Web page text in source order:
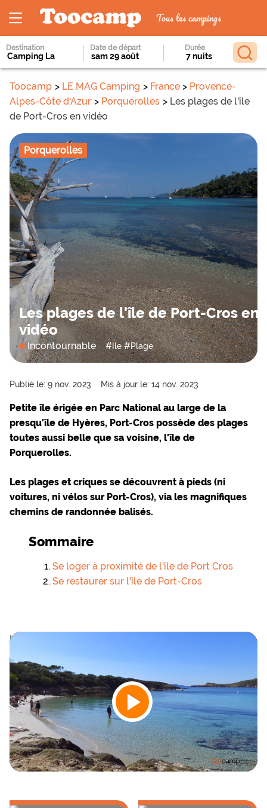
Tous les campings
Destination Date de départ Durée
Toocamp LE MAG Camping France
Provence-
Alpes-Côte d'Azur
Porquerolles
Les plages de l'île
de Port-Cros en vidéo
Porquerolles
Les plages de l'île de Port-Cros en
vidéo
Incontournable #Ile #Plage
Publié le: 9 nov. 2023 Mis à jour le: 14 nov. 2023
Petite île érigée en Parc Nationalau large de la
presqu'île de Hyères, Port-Cros possède des plages
toutes aussi belle que sa voisine, l'île de
Porquerolles.
Les plages et criques se découvrent à pieds (ni
voitures, ni vélos sur Port-Cros), via les magnifiques
chemins de randonnée balisés.
Sommaire
Se loger à proximité de l'île de Port Cros
Se restaurer sur l'île de Port-Cros
Is mag: Thu Nov 09 2023 15:06:09 GMT+0100 (heure